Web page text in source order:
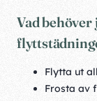
Vad
Flytta ut
Frosta av